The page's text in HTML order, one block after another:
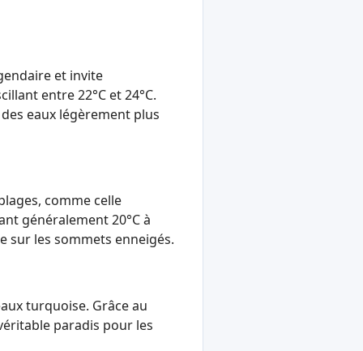
et invite
entre 22°C et 24°C.
eaux légèrement plus
comme celle
généralement 20°C à
sur les sommets enneigés.
turquoise. Grâce au
paradis pour les